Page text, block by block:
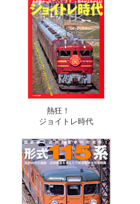
熱狂！
ジョイトレ時代